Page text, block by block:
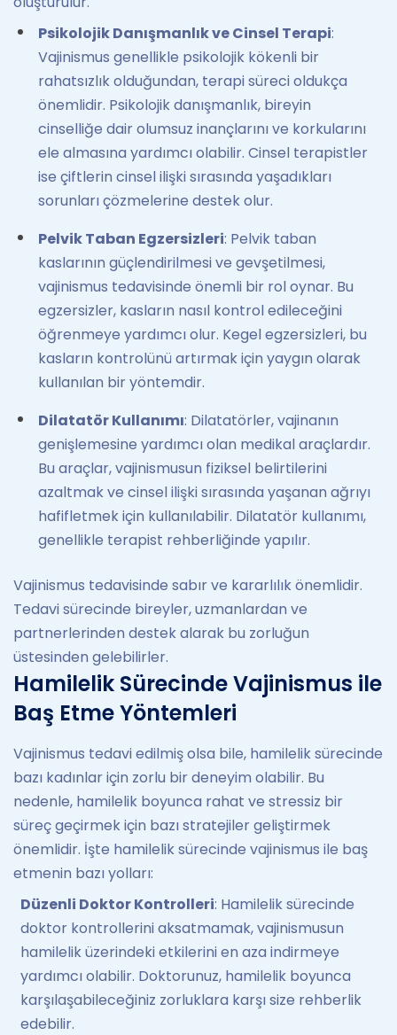
Psikolojik Danışmanlık ve Cinsel Terapi:
Vajinismus genellikle psikolojik kökenli bir
rahatsızlık olduğundan, terapi süreci oldukça
önemlidir. Psikolojik danışmanlık, bireyin
cinselliğe dair olumsuz inançlarını ve korkularını
ele almasına yardımcı olabilir. Cinsel terapistler
ise çiftlerin cinsel ilişki sırasında yaşadıkları
sorunları çözmelerine destek olur.
Pelvik Taban Egzersizleri: Pelvik taban
kaslarının güçlendirilmesi ve gevşetilmesi,
vajinismus tedavisinde önemli bir rol oynar. Bu
egzersizler, kasların nasıl kontrol edileceğini
öğrenmeye yardımcı olur. Kegel egzersizleri, bu
kasların kontrolünü artırmak için yaygın olarak
kullanılan bir yöntemdir.
Dilatatör Kullanımı: Dilatatörler, vajinanın
genişlemesine yardımcı olan medikal araçlardır.
Bu araçlar, vajinismusun fiziksel belirtilerini
azaltmak ve cinsel ilişki sırasında yaşanan ağrıyı
hafifletmek için kullanılabilir. Dilatatör kullanımı,
genellikle terapist rehberliğinde yapılır.
Vajinismus tedavisinde sabır ve kararlılık önemlidir.
Tedavi sürecinde bireyler, uzmanlardan ve
partnerlerinden destek alarak bu zorluğun
üstesinden gelebilirler.
Hamilelik Sürecinde Vajinismus ile
Baş Etme Yöntemleri
Vajinismus tedavi edilmiş olsa bile, hamilelik sürecinde
bazı kadınlar için zorlu bir deneyim olabilir. Bu
nedenle, hamilelik boyunca rahat ve stressiz bir
süreç geçirmek için bazı stratejiler geliştirmek
önemlidir. İşte hamilelik sürecinde vajinismus ile baş
etmenin bazı yolları:
Düzenli Doktor Kontrolleri: Hamilelik sürecinde
doktor kontrollerini aksatmamak, vajinismusun
hamilelik üzerindeki etkilerini en aza indirmeye
yardımcı olabilir. Doktorunuz, hamilelik boyunca
karşılaşabileceğiniz zorluklara karşı size rehberlik
edebilir.